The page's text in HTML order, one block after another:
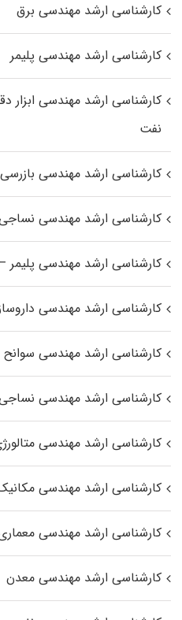
کارشناسی ارشد مهندسی برق
کارشناسی ارشد مهندسی پلیمر
کارشناسی ارشد مهندسی ابزار
نفت
کارشناسی ارشد مهندسی
کارشناسی ارشد مهندسی
کارشناسی ارشد مهندسی پلیمر
کارشناسی ارشد مهندسی
کارشناسی ارشد مهندسی
کارشناسی ارشد مهندسی
کارشناسی ارشد مهندسی
کارشناسی ارشد مهندسی
کارشناسی ارشد مهندسی
کارشناسی ارشد مهندسی معدن